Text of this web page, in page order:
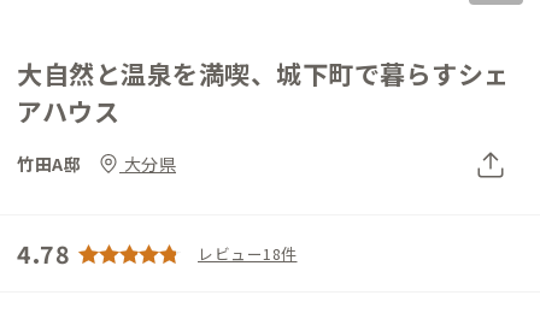
大自然と温泉を満喫、城下町で暮らすシェ
アハウス
竹田A邸 大分県
4.78 レビュー18件